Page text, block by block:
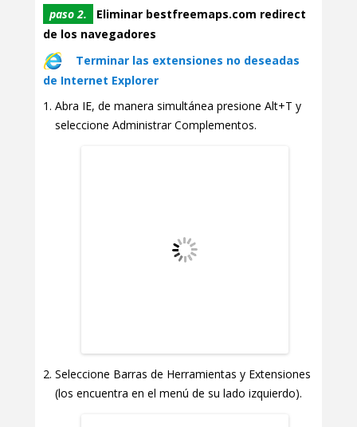
paso 2.
Eliminar bestfreemaps.com redirect
de los navegadores
Terminar las extensiones no deseadas
de Internet Explorer
Abra IE, de manera simultánea presione Alt+T y
seleccione Administrar Complementos.
Seleccione Barras de Herramientas y Extensiones
(los encuentra en el menú de su lado izquierdo).